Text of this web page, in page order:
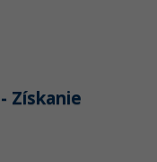
Získanie